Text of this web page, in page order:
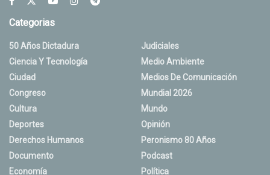
Categorias
50 Años Dictadura
Ciencia Y Tecnología
Ciudad
Congreso
Cultura
Deportes
Derechos Humanos
Documento
Economía
Judiciales
Medio Ambiente
Medios De Comunicación
Mundial 2026
Mundo
Opinión
Peronismo 80 Años
Podcast
Política